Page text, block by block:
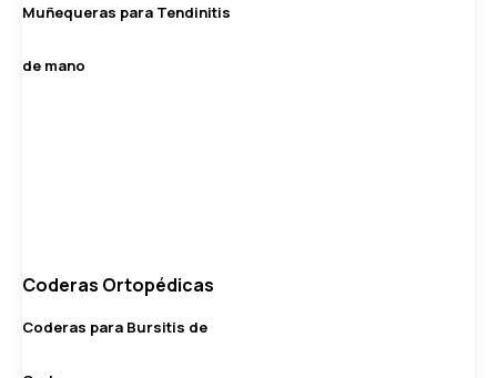
Muñequeras para Tendinitis
de mano
Coderas Ortopédicas
Coderas para Bursitis de